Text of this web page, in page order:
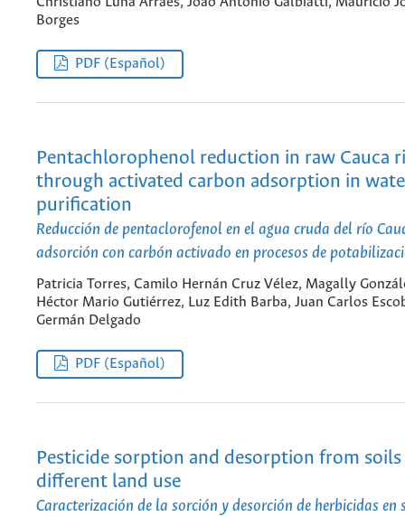
Borges
PDF (Español)
Pentachlorophenol reduction in raw Cauca
through activated carbon adsorption in
purification
Reducción de pentaclorofenol en el agua cruda del río
adsorción con carbón activado en procesos de
Patricia Torres, Camilo Hernán Cruz Vélez, Magally
Héctor Mario Gutiérrez, Luz Edith Barba, Juan Carlos
Germán Delgado
PDF (Español)
Pesticide sorption and desorption from soils
different land use
Caracterización de la sorción y desorción de herbicidas en